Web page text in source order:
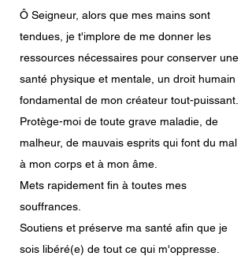
Ô Seigneur, alors que mes mains sont
tendues, je t'implore de me donner les
ressources nécessaires pour conserver une
santé physique et mentale, un droit humain
fondamental de mon créateur tout-puissant.
Protège-moi de toute grave maladie, de
malheur, de mauvais esprits qui font du mal
à mon corps et à mon âme.
Mets rapidement fin à toutes mes
souffrances.
Soutiens et préserve ma santé afin que je
sois libéré(e) de tout ce qui m'oppresse.